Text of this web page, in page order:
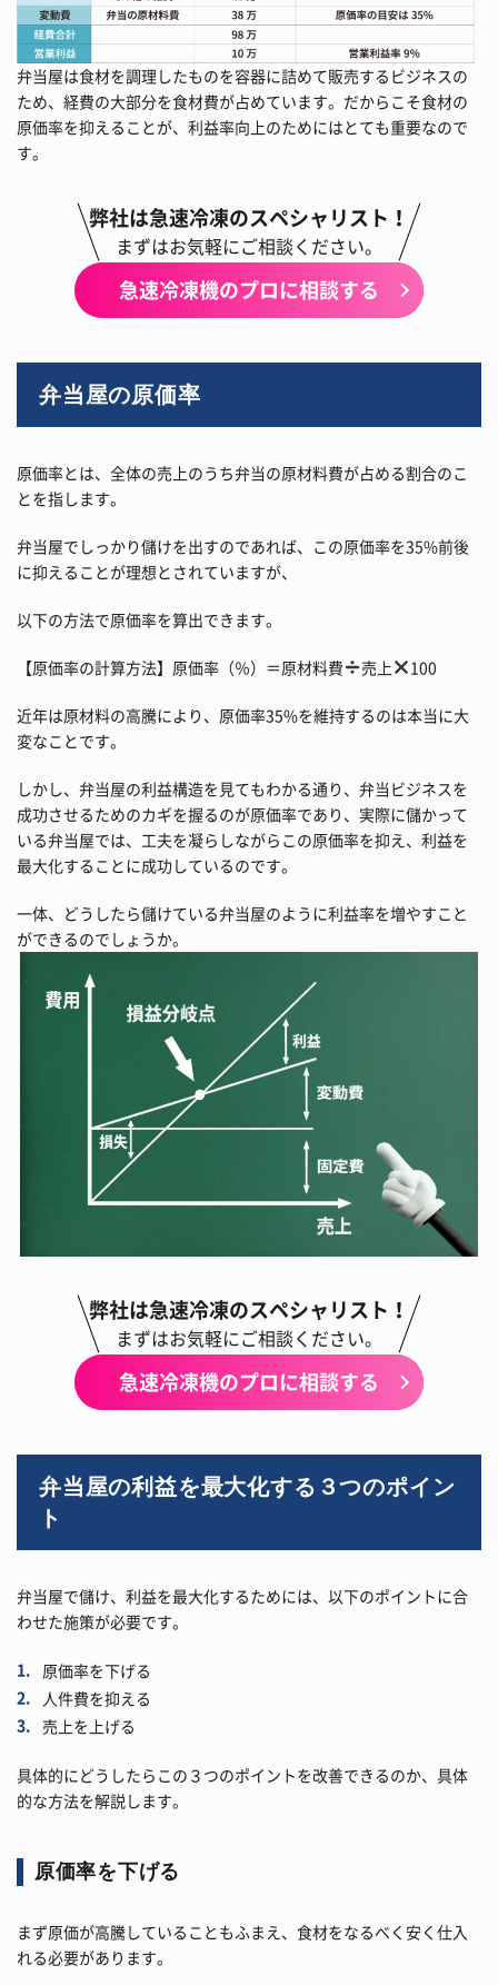
弁当屋は食材を調理したものを容器に詰めて販売するビジネスの
ため、経費の大部分を食材費が占めています。だからこそ食材の
原価率を抑えることが、利益率向上のためにはとても重要なので
す。
弊社は急速冷凍のスペシャリスト！
まずはお気軽にご相談ください。
急速冷凍機のプロに相談する
弁当屋の原価率
原価率とは、全体の売上のうち弁当の原材料費が占める割合のこ
とを指します。
弁当屋でしっかり儲けを出すのであれば、この原価率を35%前後
に抑えることが理想とされていますが、
以下の方法で原価率を算出できます。
【原価率の計算方法】原価率（％）＝原材料費 売上 100
近年は原材料の高騰により、原価率35%を維持するのは本当に大
変なことです。
しかし、弁当屋の利益構造を見てもわかる通り、弁当ビジネスを
成功させるためのカギを握るのが原価率であり、実際に儲かって
いる弁当屋では、工夫を凝らしながらこの原価率を抑え、利益を
最大化することに成功しているのです。
一体、どうしたら儲けている弁当屋のように利益率を増やすこと
ができるのでしょうか。
弊社は急速冷凍のスペシャリスト！
まずはお気軽にご相談ください。
急速冷凍機のプロに相談する
弁当屋の利益を最大化する３つのポイン
ト
弁当屋で儲け、利益を最大化するためには、以下のポイントに合
わせた施策が必要です。
原価率を下げる
人件費を抑える
売上を上げる
具体的にどうしたらこの３つのポイントを改善できるのか、具体
的な方法を解説します。
原価率を下げる
まず原価が高騰していることもふまえ、食材をなるべく安く仕入
れる必要があります。